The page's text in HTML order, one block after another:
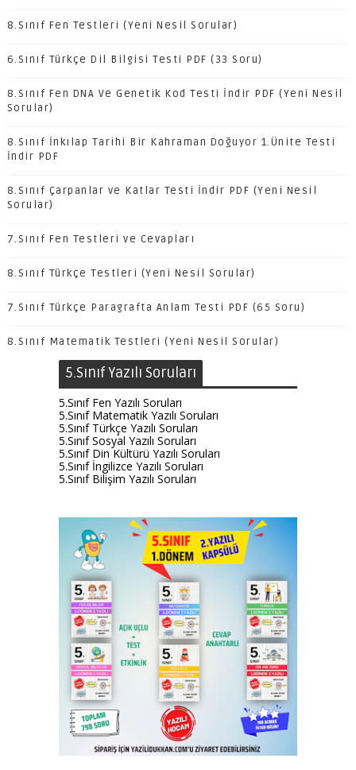
8.Sınıf Fen Testleri (Yeni Nesil Sorular)
6.Sınıf Türkçe Dil Bilgisi Testi PDF (33 Soru)
8.Sınıf Fen DNA Ve Genetik Kod Testi İndir PDF (Yeni Nesil
Sorular)
8.Sınıf İnkılap Tarihi Bir Kahraman Doğuyor 1.Ünite Testi
İndir PDF
8.Sınıf Çarpanlar ve Katlar Testi İndir PDF (Yeni Nesil
Sorular)
7.Sınıf Fen Testleri ve Cevapları
8.Sınıf Türkçe Testleri (Yeni Nesil Sorular)
7.Sınıf Türkçe Paragrafta Anlam Testi PDF (65 Soru)
8.Sınıf Matematik Testleri (Yeni Nesil Sorular)
5.Sınıf Yazılı Soruları
5.Sınıf Fen Yazılı Soruları
5.Sınıf Matematik Yazılı Soruları
5.Sınıf Türkçe Yazılı Soruları
5.Sınıf Sosyal Yazılı Soruları
5.Sınıf Din Kültürü Yazılı Soruları
5.Sınıf İngilizce Yazılı Soruları
5.Sınıf Bilişim Yazılı Soruları